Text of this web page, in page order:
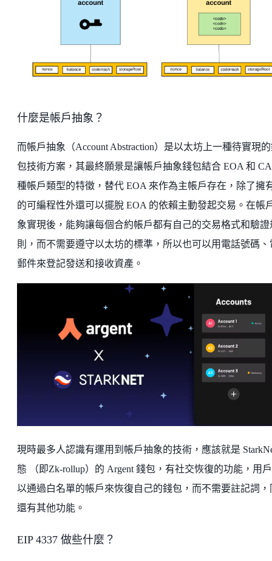
什麼是帳戶抽象？
而帳戶抽象（Account Abstraction）是以太坊上一種待實現
包技術方案，其最終願景是讓帳戶抽象錢包結合 EOA 和
種帳戶類型的特徵，替代 EOA 來作為主帳戶存在，除了擁
的可編程性外還可以擺脫 EOA 的依賴主動發起交易。在帳
象實現後，能夠讓每個合約帳戶都有自己的交易格式和驗證
則，而不需要遵守以太坊的標準，所以也可以用電話號碼、
郵件來登記發送和接收資產。
現時最多人認識有運用到帳戶抽象的技術，應該就是
態 （即Zk-rollup）的 Argent 錢包，有社交恢復的功能，用
以通過白名單的帳戶來恢復自己的錢包，而不需要註記詞，
還有其他功能。
EIP 4337 做些什麼？